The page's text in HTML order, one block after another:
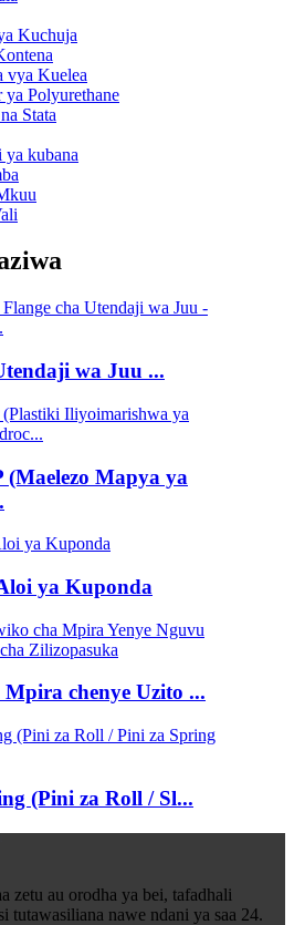
Kuchuja
vya Kuelea
ya Polyurethane
Stata
kubana
wa Juu ...
(Maelezo Mapya ya
ya Kuponda
chenye Uzito ...
(Pini za Roll / Sl...
zetu au orodha ya bei, tafadhali
tutawasiliana nawe ndani ya saa 24.